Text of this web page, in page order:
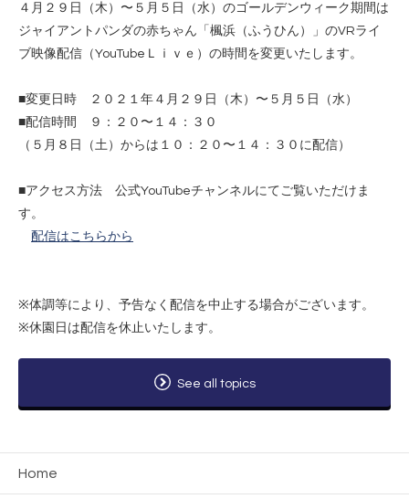
４月２９日（木）〜５月５日（水）のゴールデンウィーク期間は
ジャイアントパンダの赤ちゃん「楓浜（ふうひん）」のVRライ
ブ映像配信（YouTubeＬｉｖｅ）の時間を変更いたします。
■変更日時 ２０２１年４月２９日（木）〜５月５日（水）
■配信時間 ９：２０〜１４：３０
（５月８日（土）からは１０：２０〜１４：３０に配信）
■アクセス方法 公式YouTubeチャンネルにてご覧いただけま
す。
配信はこちらから
※体調等により、予告なく配信を中止する場合がございます。
※休園日は配信を休止いたします。
See all topics
Home